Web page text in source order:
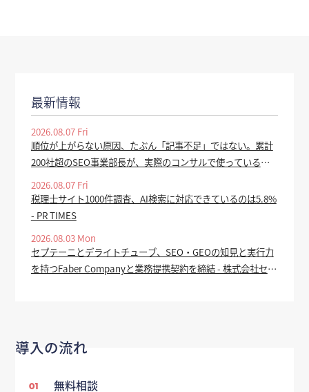
最新情報
2026.08.07 Fri
順位が上がらない原因、たぶん「記事不足」ではない。累計
200社超のSEO事業部長が、実際のコンサルで使っている全
手順を公開 - valuepress
2026.08.07 Fri
税理士サイト1000件調査、AI検索に対応できているのは5.8%
- PR TIMES
2026.08.03 Mon
セプテーニとデライトチューブ、SEO・GEOの知見と実行力
を持つFaber Companyと業務提携契約を締結 - 株式会社セプ
導入の流れ
01 無料相談